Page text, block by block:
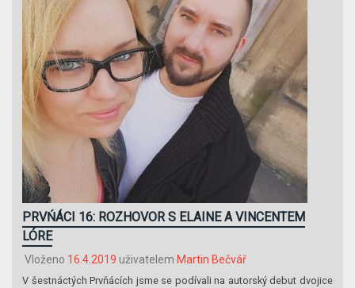
PRVŃÁCI 16: ROZHOVOR S ELAINE A VINCENTEM
LÓRE
Vloženo 16.4.2019 uživatelem Martin Bečvář
V šestnáctých Prvňácích jsme se podívali na autorský debut dvojice